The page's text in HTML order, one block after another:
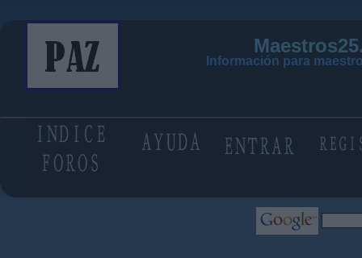
Información para